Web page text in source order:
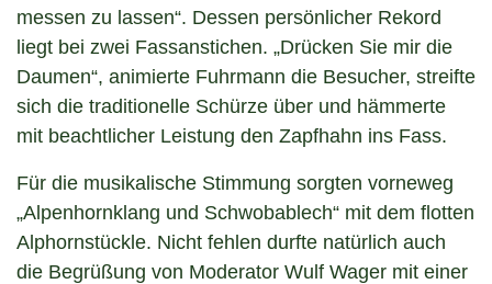
messen zu lassen“. Dessen persönlicher Rekord
liegt bei zwei Fassanstichen. „Drücken Sie mir die
Daumen“, animierte Fuhrmann die Besucher, streifte
sich die traditionelle Schürze über und hämmerte
mit beachtlicher Leistung den Zapfhahn ins Fass.
Für die musikalische Stimmung sorgten vorneweg
„Alpenhornklang und Schwobablech“ mit dem flotten
Alphornstückle. Nicht fehlen durfte natürlich auch
die Begrüßung von Moderator Wulf Wager mit einer